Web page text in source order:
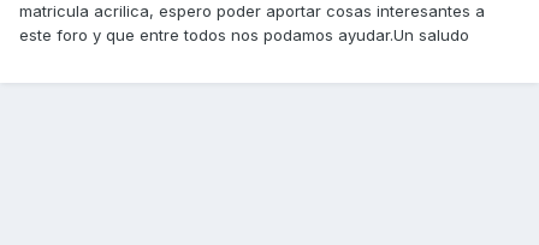
matricula acrilica, espero poder aportar cosas interesantes a
este foro y que entre todos nos podamos ayudar.Un saludo